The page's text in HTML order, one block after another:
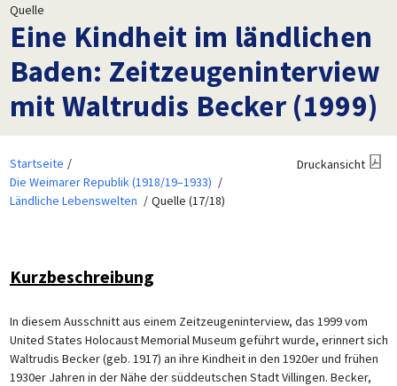
Quelle
Eine Kindheit im ländlichen
Baden: Zeitzeugeninterview
mit Waltrudis Becker (1999)
Startseite
Die Weimarer Republik (1918/19–1933)
Ländliche Lebenswelten
Quelle (17/18)
Druckansicht
Kurzbeschreibung
In diesem Ausschnitt aus einem Zeitzeugeninterview, das 1999 vom
United States Holocaust Memorial Museum geführt wurde, erinnert sich
Waltrudis Becker (geb. 1917) an ihre Kindheit in den 1920er und frühen
1930er Jahren in der Nähe der süddeutschen Stadt Villingen. Becker,